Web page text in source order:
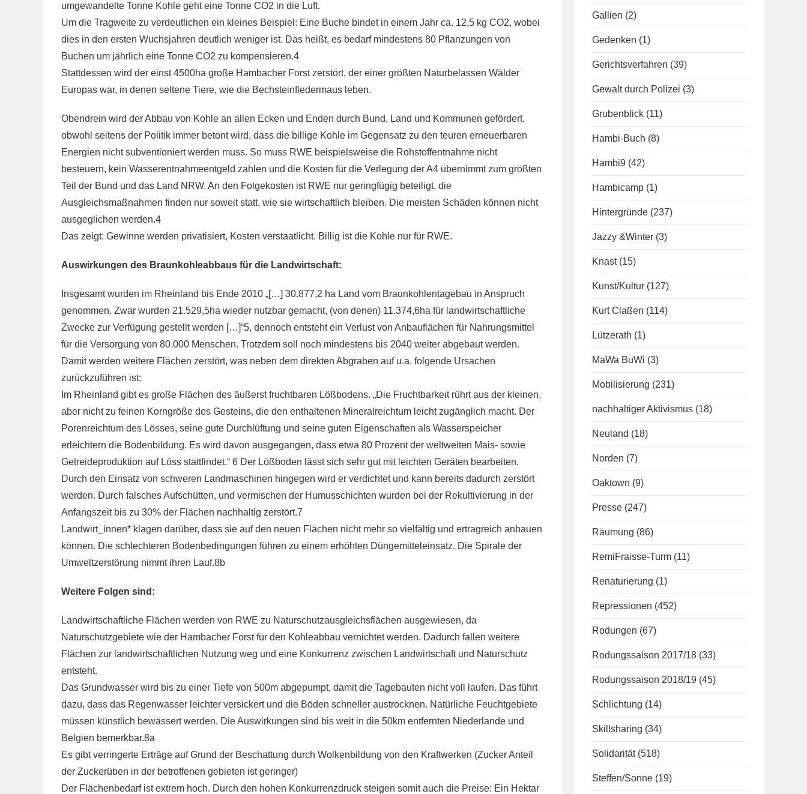
umgewandelte Tonne Kohle geht eine Tonne CO2 in die Luft.
Um die Tragweite zu verdeutlichen ein kleines Beispiel: Eine Buche bindet in einem Jahr ca. 12,5 kg CO2, wobei
dies in den ersten Wuchsjahren deutlich weniger ist. Das heißt, es bedarf mindestens 80 Pflanzungen von
Buchen um jährlich eine Tonne CO2 zu kompensieren.4
Stattdessen wird der einst 4500ha große Hambacher Forst zerstört, der einer größten Naturbelassen Wälder
Europas war, in denen seltene Tiere, wie die Bechsteinfledermaus leben.
Obendrein wird der Abbau von Kohle an allen Ecken und Enden durch Bund, Land und Kommunen gefördert,
obwohl seitens der Politik immer betont wird, dass die billige Kohle im Gegensatz zu den teuren erneuerbaren
Energien nicht subventioniert werden muss. So muss RWE beispielsweise die Rohstoffentnahme nicht
besteuern, kein Wasserentnahmeentgeld zahlen und die Kosten für die Verlegung der A4 übernimmt zum größten
Teil der Bund und das Land NRW. An den Folgekosten ist RWE nur geringfügig beteiligt, die
Ausgleichsmaßnahmen finden nur soweit statt, wie sie wirtschaftlich bleiben. Die meisten Schäden können nicht
ausgeglichen werden.4
Das zeigt: Gewinne werden privatisiert, Kosten verstaatlicht. Billig ist die Kohle nur für RWE.
Auswirkungen des Braunkohleabbaus für die Landwirtschaft:
Insgesamt wurden im Rheinland bis Ende 2010 „[…] 30.877,2 ha Land vom Braunkohlentagebau in Anspruch
genommen. Zwar wurden 21.529,5ha wieder nutzbar gemacht, (von denen) 11.374,6ha für landwirtschaftliche
Zwecke zur Verfügung gestellt werden […]“5, dennoch entsteht ein Verlust von Anbauflächen für Nahrungsmittel
für die Versorgung von 80.000 Menschen. Trotzdem soll noch mindestens bis 2040 weiter abgebaut werden.
Damit werden weitere Flächen zerstört, was neben dem direkten Abgraben auf u.a. folgende Ursachen
zurückzuführen ist:
Im Rheinland gibt es große Flächen des äußerst fruchtbaren Lößbodens. „Die Fruchtbarkeit rührt aus der kleinen,
aber nicht zu feinen Korngröße des Gesteins, die den enthaltenen Mineralreichtum leicht zugänglich macht. Der
Porenreichtum des Lösses, seine gute Durchlüftung und seine guten Eigenschaften als Wasserspeicher
erleichtern die Bodenbildung. Es wird davon ausgegangen, dass etwa 80 Prozent der weltweiten Mais- sowie
Getreideproduktion auf Löss stattfindet.“ 6 Der Lößboden lässt sich sehr gut mit leichten Geräten bearbeiten.
Durch den Einsatz von schweren Landmaschinen hingegen wird er verdichtet und kann bereits dadurch zerstört
werden. Durch falsches Aufschütten, und vermischen der Humusschichten wurden bei der Rekultivierung in der
Anfangszeit bis zu 30% der Flächen nachhaltig zerstört.7
Landwirt_innen* klagen darüber, dass sie auf den neuen Flächen nicht mehr so vielfältig und ertragreich anbauen
können. Die schlechteren Bodenbedingungen führen zu einem erhöhten Düngemitteleinsatz. Die Spirale der
Umweltzerstörung nimmt ihren Lauf.8b
Weitere Folgen sind:
Landwirtschaftliche Flächen werden von RWE zu Naturschutzausgleichsflächen ausgewiesen, da
Naturschutzgebiete wie der Hambacher Forst für den Kohleabbau vernichtet werden. Dadurch fallen weitere
Flächen zur landwirtschaftlichen Nutzung weg und eine Konkurrenz zwischen Landwirtschaft und Naturschutz
entsteht.
Das Grundwasser wird bis zu einer Tiefe von 500m abgepumpt, damit die Tagebauten nicht voll laufen. Das führt
dazu, dass das Regenwasser leichter versickert und die Böden schneller austrocknen. Natürliche Feuchtgebiete
müssen künstlich bewässert werden. Die Auswirkungen sind bis weit in die 50km entfernten Niederlande und
Belgien bemerkbar.8a
Es gibt verringerte Erträge auf Grund der Beschattung durch Wolkenbildung von den Kraftwerken (Zucker Anteil
der Zuckerüben in der betroffenen gebieten ist geringer)
Der Flächenbedarf ist extrem hoch. Durch den hohen Konkurrenzdruck steigen somit auch die Preise: Ein Hektar
Gallien (2)
Gedenken (1)
Gerichtsverfahren (39)
Gewalt durch Polizei (3)
Grubenblick (11)
Hambi-Buch (8)
Hambi9 (42)
Hambicamp (1)
Hintergründe (237)
Jazzy &Winter (3)
Knast (15)
Kunst/Kultur (127)
Kurt Claßen (114)
Lützerath (1)
MaWa BuWi (3)
Mobilisierung (231)
nachhaltiger Aktivismus (18)
Neuland (18)
Norden (7)
Oaktown (9)
Presse (247)
Räumung (86)
RemiFraisse-Turm (11)
Renaturierung (1)
Repressionen (452)
Rodungen (67)
Rodungssaison 2017/18 (33)
Rodungssaison 2018/19 (45)
Schlichtung (14)
Skillsharing (34)
Solidarität (518)
Steffen/Sonne (19)